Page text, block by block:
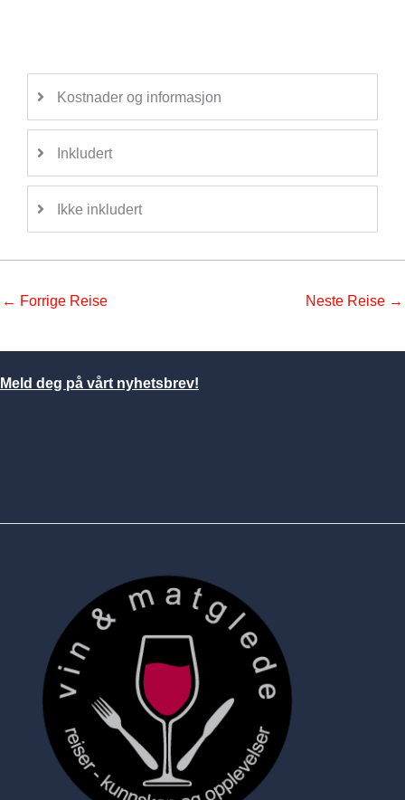
Kostnader og informasjon
Inkludert
Ikke inkludert
← Forrige Reise Neste Reise →
Meld deg på vårt nyhetsbrev!